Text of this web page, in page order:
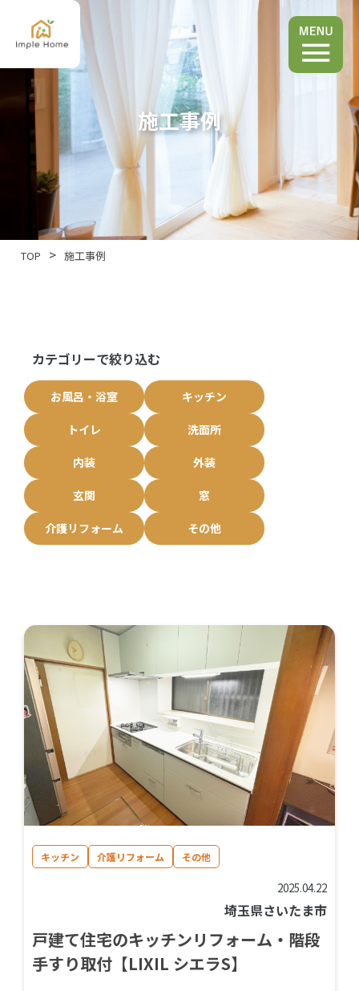
施工事例
TOP 施工事例
カテゴリーで絞り込む
お風呂・浴室 キッチン
トイレ 洗面所
内装 外装
玄関 窓
介護リフォーム その他
キッチン 介護リフォーム その他
2025.04.22
埼玉県さいたま市
戸建て住宅のキッチンリフォーム・階段
手すり取付【LIXIL シエラS】